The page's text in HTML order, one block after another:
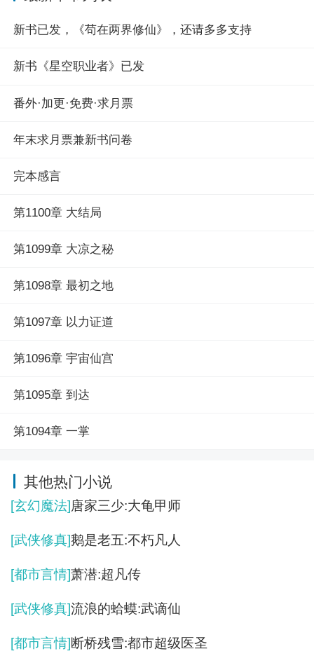
新书已发，《苟在两界修仙》，还请多多支持
新书《星空职业者》已发
番外·加更·免费·求月票
年末求月票兼新书问卷
完本感言
第1100章 大结局
第1099章 大凉之秘
第1098章 最初之地
第1097章 以力证道
第1096章 宇宙仙宫
第1095章 到达
第1094章 一掌
其他热门小说
[玄幻魔法]唐家三少:大龟甲师
[武侠修真]鹅是老五:不朽凡人
[都市言情]萧潜:超凡传
[武侠修真]流浪的蛤蟆:武谪仙
[都市言情]断桥残雪:都市超级医圣